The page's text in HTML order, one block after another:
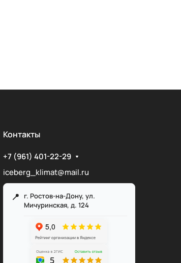
Контакты
+7 (961) 401-22-29
iceberg_klimat@mail.ru
г. Ростов-на-Дону, ул.
Мичуринская, д. 124